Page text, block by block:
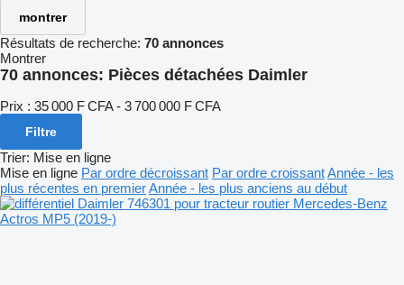
montrer
Résultats de recherche: 70 annonces
Montrer
70 annonces: Pièces détachées Daimler
Prix : 35 000 F CFA - 3 700 000 F CFA
Filtre
Trier: Mise en ligne
Mise en ligne Par ordre décroissant Par ordre croissantAnnée - les
plus récentes en premierAnnée - les plus anciens au début